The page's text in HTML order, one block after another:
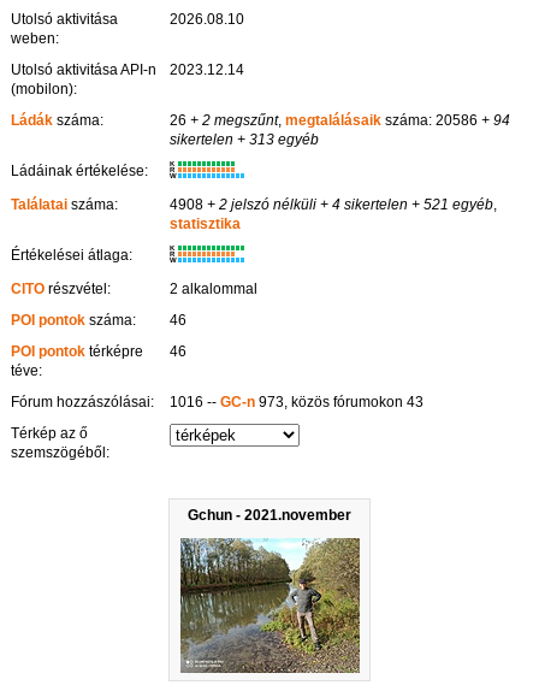
Gchun - 2021.november
Utolsó aktivitása
weben:
2026.08.10
Utolsó aktivitása API-n
(mobilon):
2023.12.14
Ládák száma: 26 + 2 megszűnt,megtalálásaik száma: 20586 + 94
sikertelen + 313 egyéb
Ládáinak értékelése:
K
R
W
Találatai száma: 4908 + 2 jelszó nélküli + 4 sikertelen + 521 egyéb,
statisztika
Értékelései átlaga:
K
R
W
CITO részvétel:
2 alkalommal
POI pontok száma:
46
POI pontok térképre
téve:
46
Fórum hozzászólásai: 1016 --GC-n 973, közös fórumokon 43
Térkép az ő
szemszögéből: